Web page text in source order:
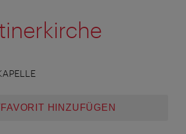
FAVORIT HINZUFÜGEN